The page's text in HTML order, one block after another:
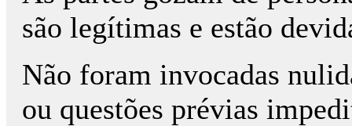
são legítimas e estão
Não foram invocadas
ou questões prévias